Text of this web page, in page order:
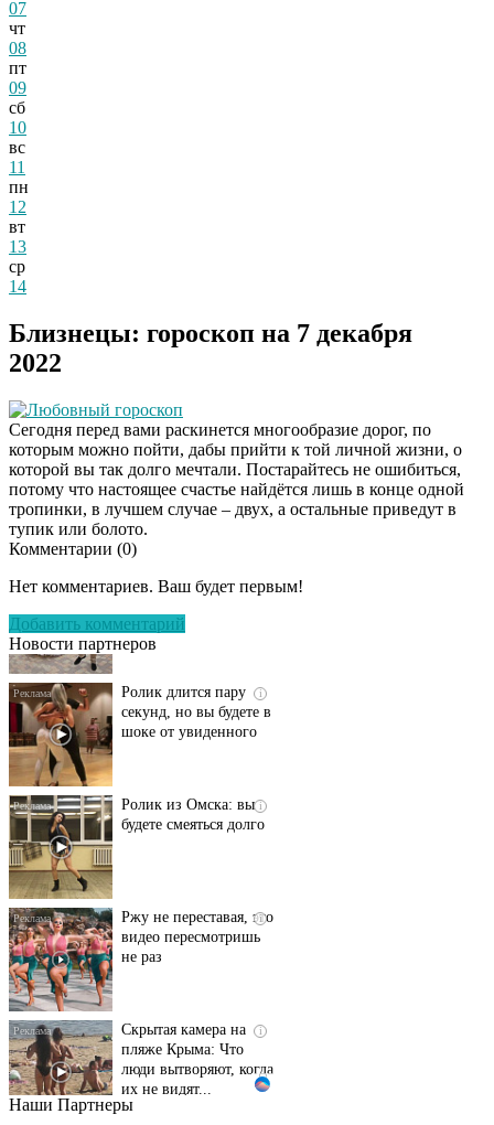
07
чт
08
пт
09
сб
10
вс
11
пн
12
вт
13
ср
14
Близнецы: гороскоп на 7 декабря
2022
Любовный гороскоп
Сегодня перед вами раскинется многообразие дорог, по
которым можно пойти, дабы прийти к той личной жизни, о
которой вы так долго мечтали. Постарайтесь не ошибиться,
потому что настоящее счастье найдётся лишь в конце одной
тропинки, в лучшем случае – двух, а остальные приведут в
тупик или болото.
Комментарии (0)
Нет комментариев. Ваш будет первым!
Добавить комментарий
Новости партнеров
Этот танец невесты
Пересмотрела 10 раз
секунд, но вы будете в
шоке от увиденного
будете смеяться долго
видео пересмотришь
не раз
пляже Крыма: Что
люди вытворяют, когда
их не видят...
Ролик длится
Наши Партнеры